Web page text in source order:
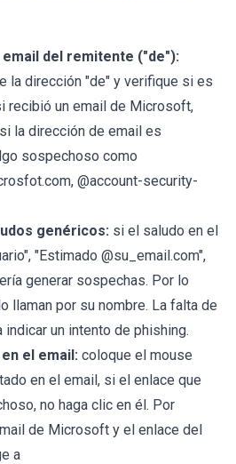
del remitente ("de"):
la dirección "de" y verifique si es
recibió un email de Microsoft,
la dirección de email es
sospechoso como
@account-security-
genéricos: si el saludo en el
"Estimado @su_email.com",
generar sospechas. Por lo
llaman por su nombre. La falta de
un intento de phishing.
el email: coloque el mouse
en el email, si el enlace que
no haga clic en él. Por
de Microsoft y el enlace del
a